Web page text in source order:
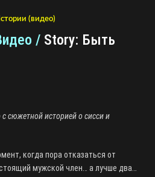
(видео)
/ Story: Быть
сюжетной историей о сисси и
когда пора отказаться от
мужской член… а лучше два…